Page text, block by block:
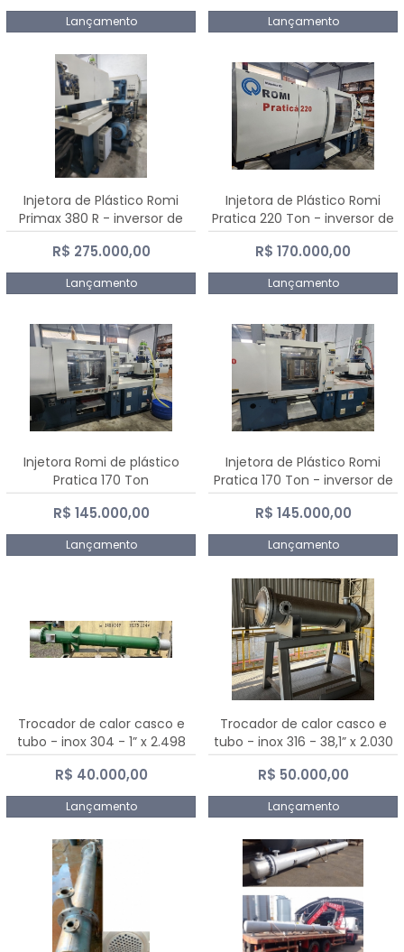
Lançamento Lançamento
Injetora de Plástico Romi
Primax 380 R - inversor de
frequência NR 12
R$ 275.000,00
Lançamento
Injetora de Plástico Romi
Pratica 220 Ton - inversor de
frequência NR 12
R$ 170.000,00
Lançamento
Injetora Romi de plástico
Pratica 170 Ton
R$ 145.000,00
Lançamento
Injetora de Plástico Romi
Pratica 170 Ton - inversor de
frequência NR 12
R$ 145.000,00
Lançamento
Trocador de calor casco e
tubo - inox 304 - 1” x 2.498
mm
R$ 40.000,00
Lançamento
Trocador de calor casco e
tubo - inox 316 - 38,1” x 2.030
mm
R$ 50.000,00
Lançamento